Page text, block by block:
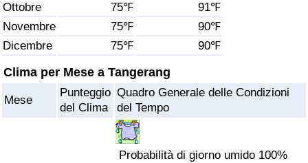
Ottobre
75℉
91℉
Novembre
75℉
90℉
Dicembre
75℉ 90℉
Clima per Mese a Tangerang
Mese
Punteggio
del Clima
Quadro Generale delle Condizioni
del Tempo
Probabilità di giorno umido 100%
Assistenza Sanitaria
Indice dell’Assistenza Sanitaria (Corrente)
Indice dell’Assistenza Sanitaria per